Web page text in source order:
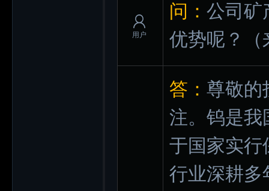
用户
问： 公司矿
优势呢？
答： 尊敬的
注。钨是我
于国家实行
行业深耕多